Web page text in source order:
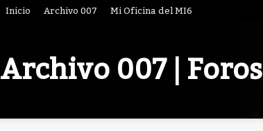
Inicio Archivo 007 Mi Oficina del MI6
Archivo 007 | Foros